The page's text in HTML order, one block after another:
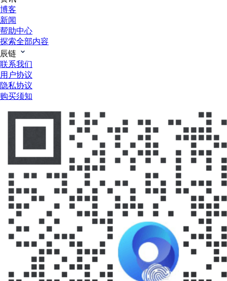
博客
新闻
帮助中心
探索全部内容
辰链
联系我们
用户协议
隐私协议
购买须知